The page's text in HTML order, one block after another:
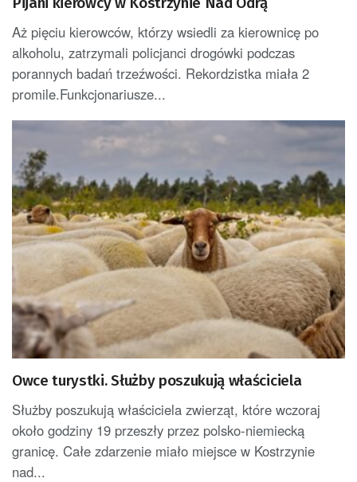
Aż pięciu kierowców, którzy wsiedli za kierownicę po
alkoholu, zatrzymali policjanci drogówki podczas
porannych badań trzeźwości. Rekordzistka miała 2
promile.Funkcjonariusze...
Owce turystki. Służby poszukują właściciela
Służby poszukują właściciela zwierząt, które wczoraj
około godziny 19 przeszły przez polsko-niemiecką
granicę. Całe zdarzenie miało miejsce w Kostrzynie
nad...